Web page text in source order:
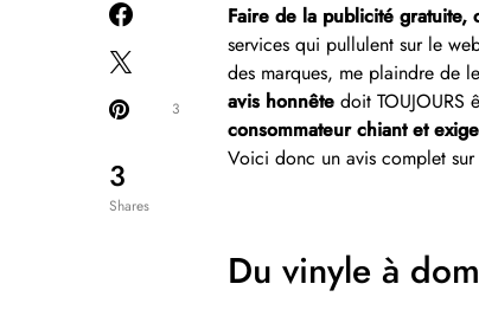
3
Shares
3
Faire de la publicité gratuite,
services qui pullulent sur le
des marques, me plaindre de
avis honnête doit
consommateur chiant et
Voici donc un avis complet
Du vinyle à